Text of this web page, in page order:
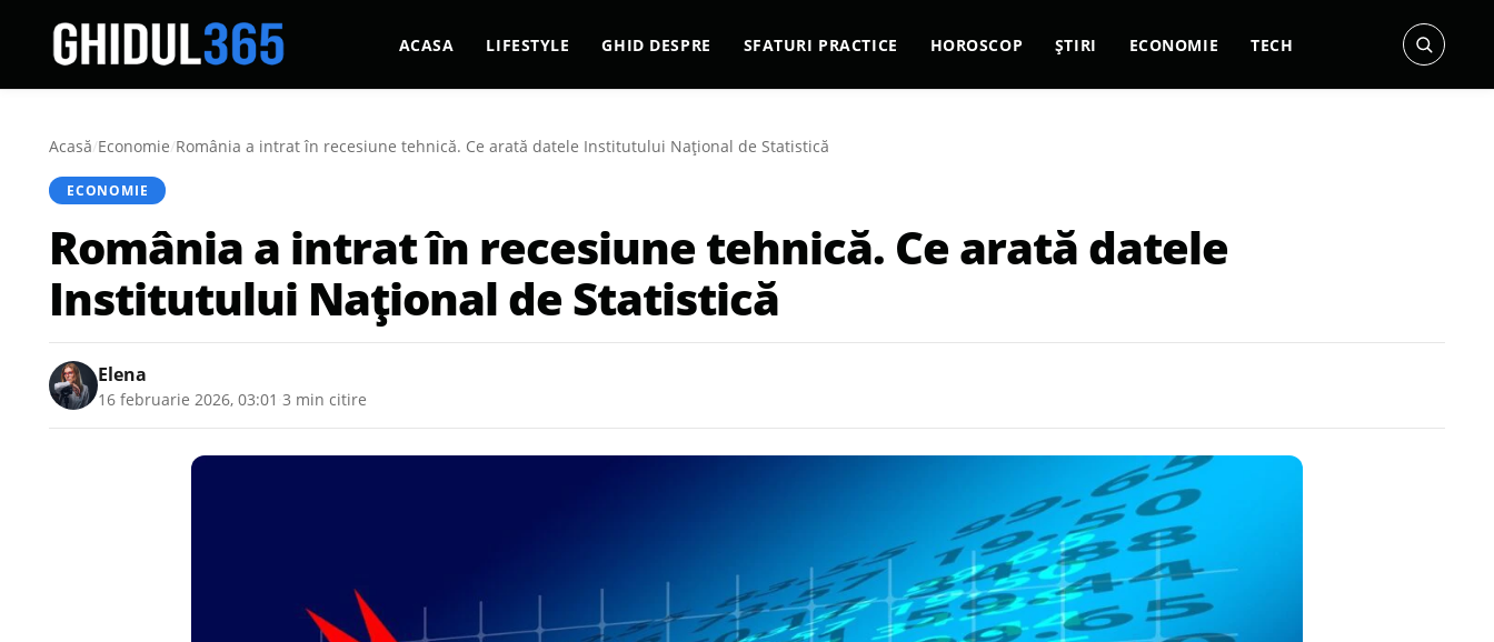
ACASA LIFESTYLE GHID DESPRE SFATURI PRACTICE HOROSCOP ȘTIRI ECONOMIE TECH
Acasă/Economie/România a intrat în recesiune tehnică. Ce arată datele Institutului Național de Statistică
ECONOMIE
România a intrat în recesiune tehnică. Ce arată datele
Institutului Național de Statistică
Elena
16 februarie 2026, 03:01 3 min citire